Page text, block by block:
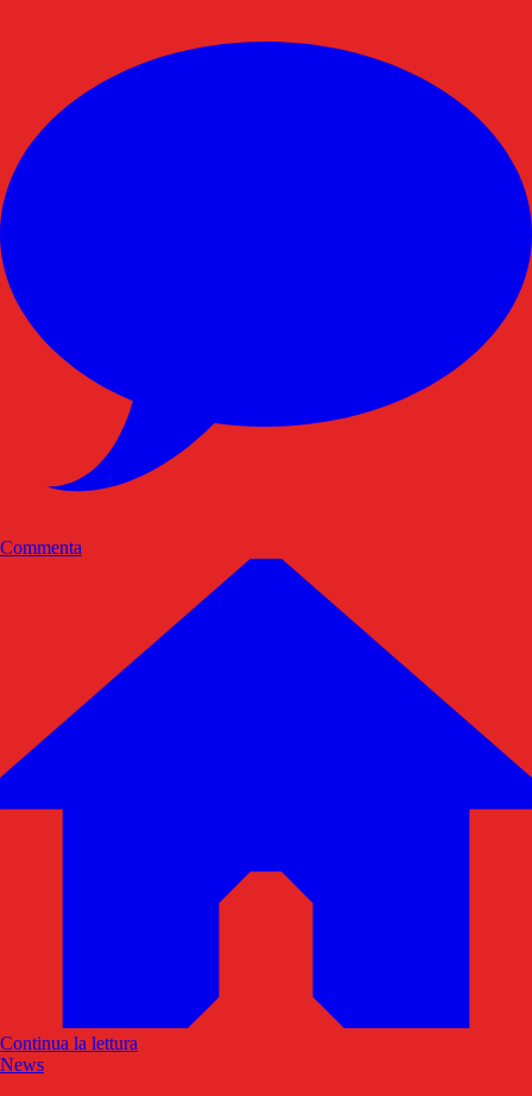
Commenta
Continua la lettura
News